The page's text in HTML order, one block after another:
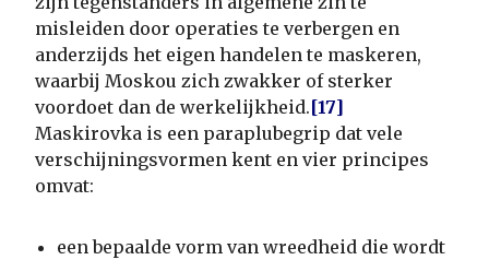
misleiden door operaties te verbergen en
anderzijds het eigen handelen te maskeren,
waarbij Moskou zich zwakker of sterker
voordoet dan de werkelijkheid.[17]
Maskirovka is een paraplubegrip dat vele
verschijningsvormen kent en vier principes
omvat:
een bepaalde vorm van wreedheid die wordt